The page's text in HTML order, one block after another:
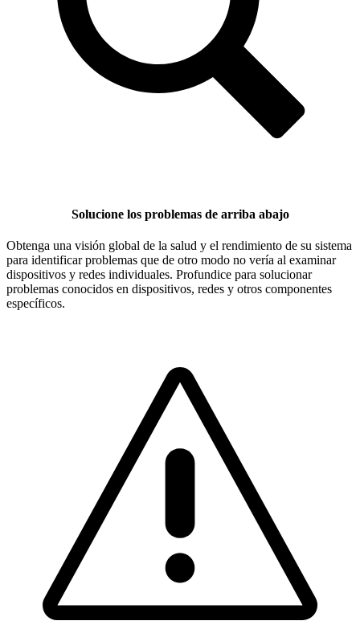
Solucione los problemas de arriba abajo
Obtenga una visión global de la salud y el rendimiento de su sistema
para identificar problemas que de otro modo no vería al examinar
dispositivos y redes individuales. Profundice para solucionar
problemas conocidos en dispositivos, redes y otros componentes
específicos.